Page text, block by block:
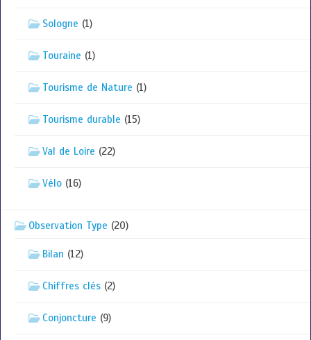
Sologne (1)
Touraine (1)
Tourisme de Nature (1)
Tourisme durable (15)
Val de Loire (22)
Vélo (16)
Observation Type (20)
Bilan (12)
Chiffres clés (2)
Conjoncture (9)